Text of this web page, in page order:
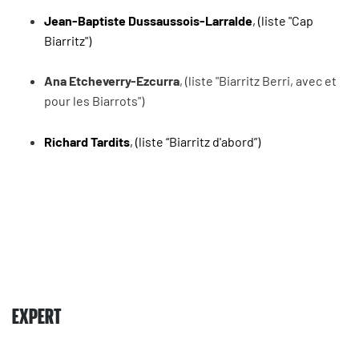
Jean-Baptiste Dussaussois-Larralde, (liste "Cap
Biarritz")
Ana Etcheverry-Ezcurra, (liste "Biarritz Berri, avec et
pour les Biarrots")
Richard Tardits, (liste “Biarritz d'abord”)
EXPERT